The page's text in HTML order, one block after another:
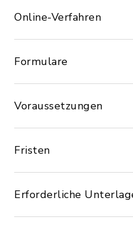
Online-Verfahren
Formulare
Voraussetzungen
Fristen
Erforderliche